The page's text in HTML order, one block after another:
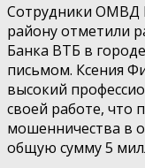
Сотрудники ОМВД
району отметили
Банка ВТБ в
письмом. Ксения
высокий
своей работе, что
мошенничества в
общую сумму 5